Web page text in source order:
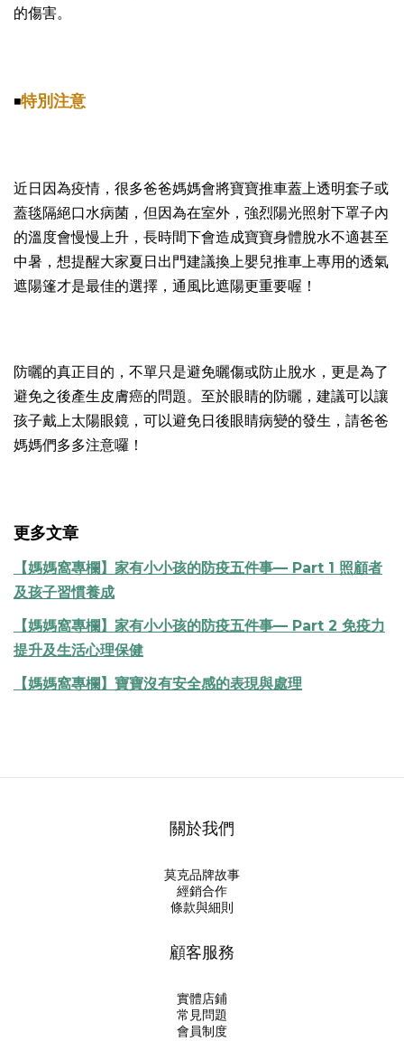
的傷害。
◾️特別注意
近日因為疫情，很多爸爸媽媽會將寶寶推車蓋上透明套子或
蓋毯隔絕口水病菌，但因為在室外，強烈陽光照射下罩子內
的溫度會慢慢上升，長時間下會造成寶寶身體脫水不適甚至
中暑，想提醒大家夏日出門建議換上嬰兒推車上專用的透氣
遮陽篷才是最佳的選擇，通風比遮陽更重要喔！
防曬的真正目的，不單只是避免曬傷或防止脫水，更是為了
避免之後產生皮膚癌的問題。至於眼睛的防曬，建議可以讓
孩子戴上太陽眼鏡，可以避免日後眼睛病變的發生，請爸爸
媽媽們多多注意囉！
更多文章
【媽媽窩專欄】 家有小小孩的防疫五件事— Part 1 照顧者
及孩子習慣養成
【媽媽窩專欄】 家有小小孩的防疫五件事— Part 2 免疫力
提升及生活心理保健
【媽媽窩專欄】寶寶沒有安全感的表現與處理
關於我們
莫克品牌故事
經銷合作
條款與細則
顧客服務
實體店鋪
常見問題
會員制度